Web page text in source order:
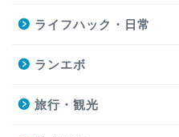
ライフハック・日常
ランエボ
旅行・観光